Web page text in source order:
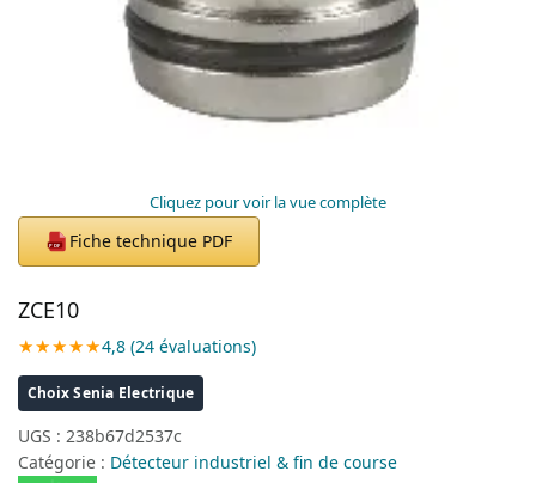
Cliquez pour voir la vue complète
PDF Fiche technique PDF
ZCE10
★★★★★4,8 (24 évaluations)
Choix Senia Electrique
UGS : 238b67d2537c
Catégorie : Détecteur industriel & fin de course